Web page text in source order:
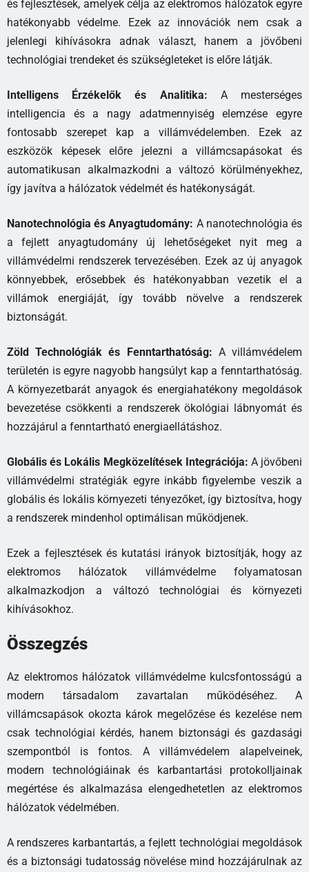
és fejlesztések, amelyek célja az elektromos hálózatok egyre
hatékonyabb védelme. Ezek az innovációk nem csak a
jelenlegi kihívásokra adnak választ, hanem a jövőbeni
technológiai trendeket és szükségleteket is előre látják.
Intelligens Érzékelők és Analitika: A mesterséges
intelligencia és a nagy adatmennyiség elemzése egyre
fontosabb szerepet kap a villámvédelemben. Ezek az
eszközök képesek előre jelezni a villámcsapásokat és
automatikusan alkalmazkodni a változó körülményekhez,
így javítva a hálózatok védelmét és hatékonyságát.
Nanotechnológia és Anyagtudomány: A nanotechnológia és
a fejlett anyagtudomány új lehetőségeket nyit meg a
villámvédelmi rendszerek tervezésében. Ezek az új anyagok
könnyebbek, erősebbek és hatékonyabban vezetik el a
villámok energiáját, így tovább növelve a rendszerek
biztonságát.
Zöld Technológiák és Fenntarthatóság: A villámvédelem
területén is egyre nagyobb hangsúlyt kap a fenntarthatóság.
A környezetbarát anyagok és energiahatékony megoldások
bevezetése csökkenti a rendszerek ökológiai lábnyomát és
hozzájárul a fenntartható energiaellátáshoz.
Globális és Lokális Megközelítések Integrációja: A jövőbeni
villámvédelmi stratégiák egyre inkább figyelembe veszik a
globális és lokális környezeti tényezőket, így biztosítva, hogy
a rendszerek mindenhol optimálisan működjenek.
Ezek a fejlesztések és kutatási irányok biztosítják, hogy az
elektromos hálózatok villámvédelme folyamatosan
alkalmazkodjon a változó technológiai és környezeti
kihívásokhoz.
Összegzés
Az elektromos hálózatok villámvédelme kulcsfontosságú a
modern társadalom zavartalan működéséhez. A
villámcsapások okozta károk megelőzése és kezelése nem
csak technológiai kérdés, hanem biztonsági és gazdasági
szempontból is fontos. A villámvédelem alapelveinek,
modern technológiáinak és karbantartási protokolljainak
megértése és alkalmazása elengedhetetlen az elektromos
hálózatok védelmében.
A rendszeres karbantartás, a fejlett technológiai megoldások
és a biztonsági tudatosság növelése mind hozzájárulnak az